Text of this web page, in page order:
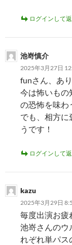
ログインして
池嵜慎介
2025年3月27日
funさん、あ
今は怖いもの
の恐怖を味わ
でも、相方に
うです！
ログインして
kazu
2025年3月29日
毎度出演お疲
池嵜さんのウ
れぞれ単パス